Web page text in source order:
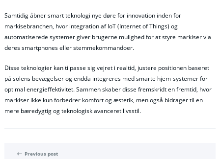
Samtidig åbner smart teknologi nye døre for innovation inden for
markisebranchen, hvor integration af IoT (Internet of Things) og
automatiserede systemer giver brugerne mulighed for at styre markiser via
deres smartphones eller stemmekommandoer.
Disse teknologier kan tilpasse sig vejret i realtid, justere positionen baseret
på solens bevægelser og endda integreres med smarte hjem-systemer for
optimal energieffektivitet. Sammen skaber disse fremskridt en fremtid, hvor
markiser ikke kun forbedrer komfort og æstetik, men også bidrager til en
mere bæredygtig og teknologisk avanceret livsstil.
Previous post